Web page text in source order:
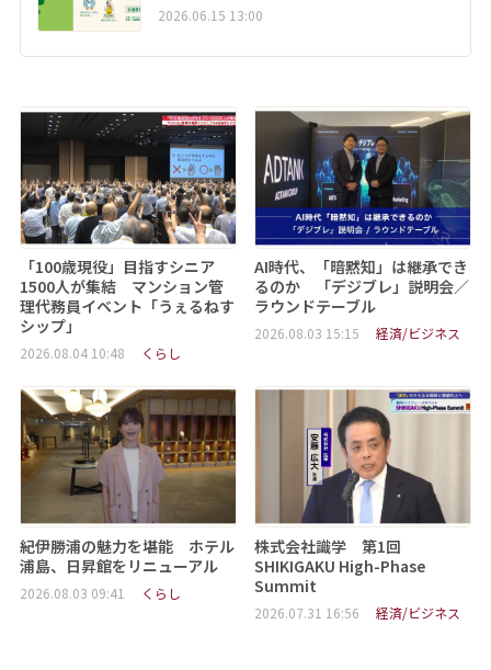
2026.06.15 13:00
「100歳現役」目指すシニア
1500人が集結 マンション管
理代務員イベント「うぇるねす
シップ」
2026.08.04 10:48 くらし
AI時代、「暗黙知」は継承でき
るのか 「デジブレ」説明会／
ラウンドテーブル
2026.08.03 15:15 経済/ビジネス
紀伊勝浦の魅力を堪能 ホテル
浦島、日昇館をリニューアル
2026.08.03 09:41 くらし
株式会社識学 第1回
SHIKIGAKU High-Phase
Summit
2026.07.31 16:56 経済/ビジネス